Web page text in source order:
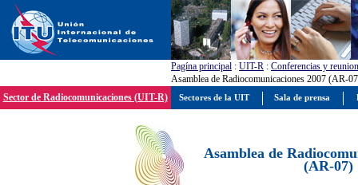
Pagína principal : UIT-R : Conferencias y
Asamblea de Radiocomunicaciones 2007 (AR-
Sector de Radiocomunicaciones (UIT-R)
Asamblea de
(AR-07)
Sectores de la UIT Sala de prensa